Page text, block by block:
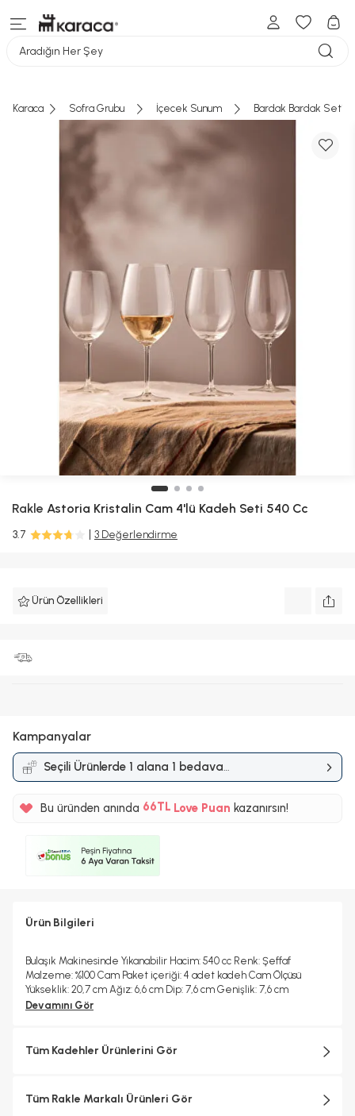
Aradığın Her Şey
Karaca Sofra Grubu İçecek Sunum Bardak Bardak Seti
Rakle Astoria Kristalin Cam 4'lü Kadeh Seti 540 Cc
3.7 3 Değerlendirme
Ürün Özellikleri
Kampanyalar
Seçili Ürünlerde 1 alana 1 bedava
Kampanyası
Bu üründen anında
%5
%5 Love Puankazanırsın!
Ürün Bilgileri
Bulaşık Makinesinde Yıkanabilir Hacim: 540 cc Renk: Şeffaf
Malzeme: %100 Cam Paket içeriği: 4 adet kadeh Cam Ölçüsü
Yükseklik: 20,7 cm Ağız: 6,6 cm Dip: 7,6 cm Genişlik: 7,6 cm
Devamını Gör
Tüm Kadehler Ürünlerini Gör
Tüm Rakle Markalı Ürünleri Gör